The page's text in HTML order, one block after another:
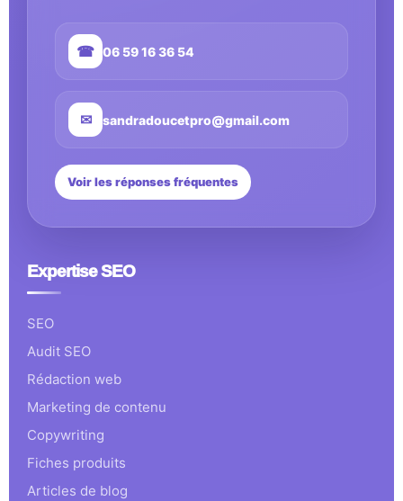
☎ 06 59 16 36 54
✉ sandradoucetpro@gmail.com
Voir les réponses fréquentes
Expertise SEO
SEO
Audit SEO
Rédaction web
Marketing de contenu
Copywriting
Fiches produits
Articles de blog